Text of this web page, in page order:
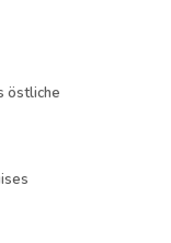
östliche